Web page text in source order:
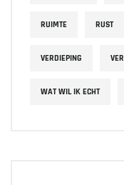
RUIMTE RUST
VERDIEPING
WAT WIL IK ECHT